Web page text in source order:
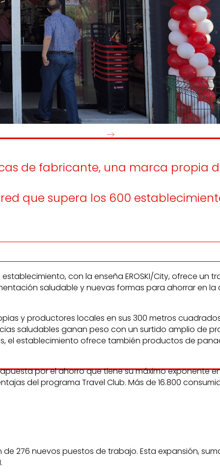
la
el desarrollo
Escuchamose
informamosa las
personas
de fabricante, una marca propia
que supera los 600
con la enseña EROSKI/City, ofrece un
saludable y nuevas formas para ahorrar en la
y productores locales en sus 300 metros
saludables ganan peso con un surtido amplio de
establecimiento ofrece también productos de
por el ahorro que tiene su máximo exponente en
del programa Travel Club. Más de 16.800
276 nuevos puestos de trabajo. Esta expansión,